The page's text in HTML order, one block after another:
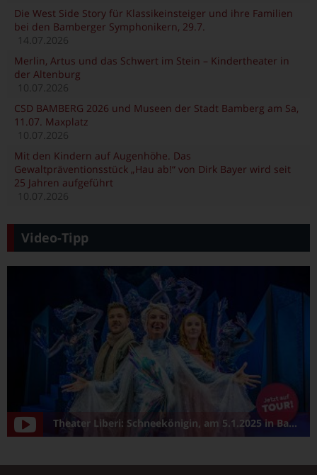
Die West Side Story für Klassikeinsteiger und ihre Familien
bei den Bamberger Symphonikern, 29.7.
14.07.2026
Merlin, Artus und das Schwert im Stein – Kindertheater in
der Altenburg
10.07.2026
CSD BAMBERG 2026 und Museen der Stadt Bamberg am Sa,
11.07. Maxplatz
10.07.2026
Mit den Kindern auf Augenhöhe. Das
Gewaltpräventionsstück „Hau ab!“ von Dirk Bayer wird seit
25 Jahren aufgeführt
10.07.2026
Video-Tipp
Theater Liberi: Schneekönigin, am 5.1.2025 in Bamberg/Konzerthalle